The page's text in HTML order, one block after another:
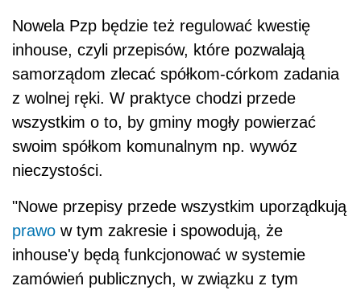
Nowela Pzp będzie też regulować kwestię
inhouse, czyli przepisów, które pozwalają
samorządom zlecać spółkom-córkom zadania
z wolnej ręki. W praktyce chodzi przede
wszystkim o to, by gminy mogły powierzać
swoim spółkom komunalnym np. wywóz
nieczystości.
"Nowe przepisy przede wszystkim uporządkują
prawo w tym zakresie i spowodują, że
inhouse'y będą funkcjonować w systemie
zamówień publicznych, w związku z tym